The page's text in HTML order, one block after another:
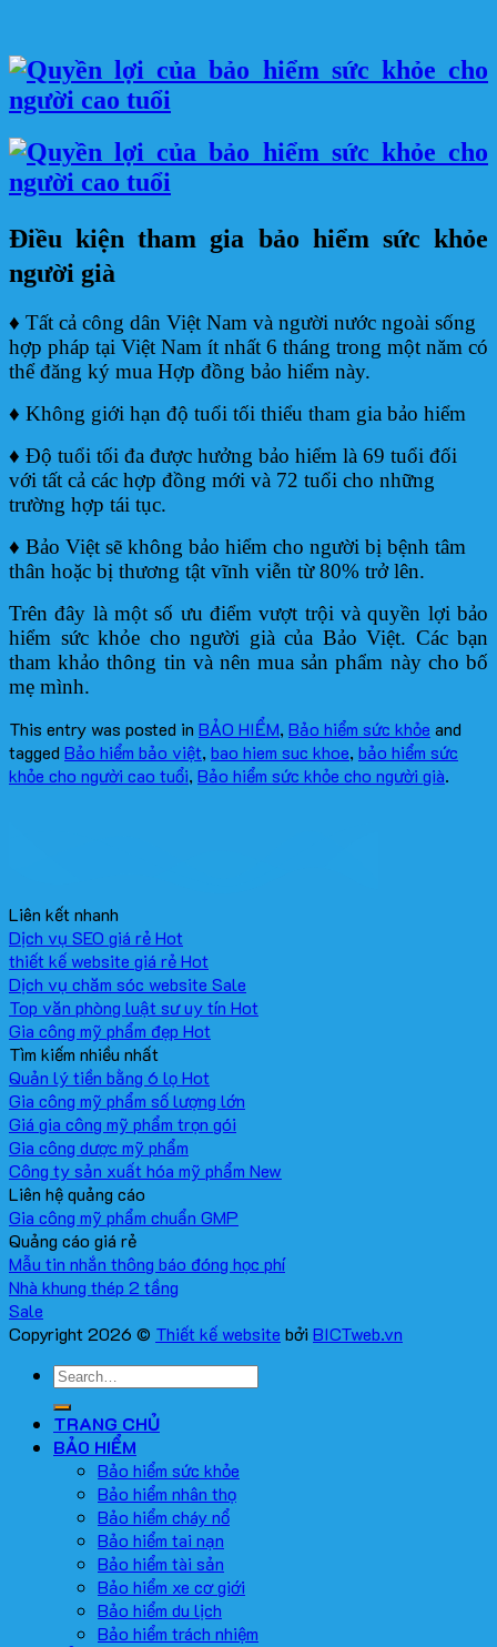
Điều kiện tham gia bảo hiểm sức khỏe
người già
♦ Tất cả công dân Việt Nam và người nước ngoài sống
hợp pháp tại Việt Nam ít nhất 6 tháng trong một năm có
thể đăng ký mua Hợp đồng bảo hiểm này.
♦ Không giới hạn độ tuổi tối thiểu tham gia bảo hiểm
♦ Độ tuổi tối đa được hưởng bảo hiểm là 69 tuổi đối
với tất cả các hợp đồng mới và 72 tuổi cho những
trường hợp tái tục.
♦ Bảo Việt sẽ không bảo hiểm cho người bị bệnh tâm
thân hoặc bị thương tật vĩnh viễn từ 80% trở lên.
Trên đây là một số ưu điểm vượt trội và quyền lợi bảo
hiểm sức khỏe cho người già của Bảo Việt. Các bạn
tham khảo thông tin và nên mua sản phẩm này cho bố
mẹ mình.
This entry was posted in BẢO HIỂM, Bảo hiểm sức khỏe and
tagged Bảo hiểm bảo việt, bao hiem suc khoe, bảo hiểm sức
khỏe cho người cao tuổi, Bảo hiểm sức khỏe cho người già.
Liên kết nhanh
Dịch vụ SEO giá rẻ
thiết kế website giá rẻ
Dịch vụ chăm sóc website
Top văn phòng luật sư uy tín
Gia công mỹ phẩm đẹp
Tìm kiếm nhiều nhất
Quản lý tiền bằng 6 lọ
Gia công mỹ phẩm số lượng lớn
Giá gia công mỹ phẩm trọn gói
Gia công dược mỹ phẩm
Công ty sản xuất hóa mỹ phẩm
Liên hệ quảng cáo
Gia công mỹ phẩm chuẩn GMP
Quảng cáo giá rẻ
Mẫu tin nhắn thông báo đóng học phí
Nhà khung thép 2 tầng
Copyright 2026 © Thiết kế website bởi BICTweb.vn
TRANG CHỦ
BẢO HIỂM
Bảo hiểm sức khỏe
Bảo hiểm nhân thọ
Bảo hiểm cháy nổ
Bảo hiểm tai nạn
Bảo hiểm tài sản
Bảo hiểm xe cơ giới
Bảo hiểm du lịch
Bảo hiểm trách nhiệm